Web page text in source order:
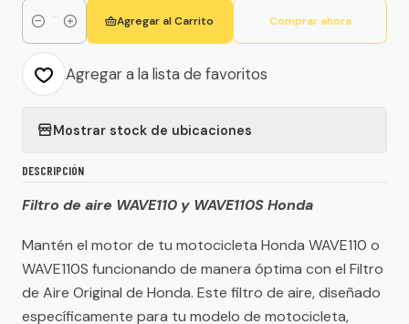
Cantidad
Agregar al Carrito Comprar ahora
Agregar a la lista de favoritos
Mostrar stock de ubicaciones
DESCRIPCIÓN
Filtro de aire WAVE110 y WAVE110S Honda
Mantén el motor de tu motocicleta Honda WAVE110 o
WAVE110S funcionando de manera óptima con el Filtro
de Aire Original de Honda. Este filtro de aire, diseñado
específicamente para tu modelo de motocicleta,